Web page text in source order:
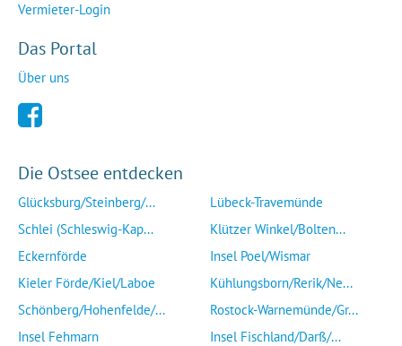
Vermieter-Login
Das Portal
Über uns
Die Ostsee entdecken
Glücksburg/Steinberg/...
Schlei (Schleswig-Kap...
Eckernförde
Kieler Förde/Kiel/Laboe
Schönberg/Hohenfelde/...
Insel Fehmarn
Lübeck-Travemünde
Klützer Winkel/Bolten...
Insel Poel/Wismar
Kühlungsborn/Rerik/Ne...
Rostock-Warnemünde/Gr...
Insel Fischland/Darß/...